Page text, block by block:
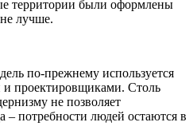
территории были оформлены
лучше.
по-прежнему используется
и проектировщиками. Столь
не позволяет
– потребности людей остаются в